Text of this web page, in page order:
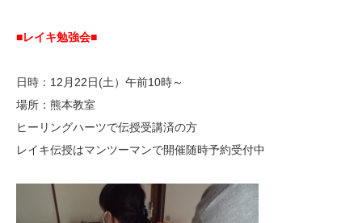
■レイキ勉強会■
日時：12月22日(土）午前10時～
場所：熊本教室
ヒーリングハーツで伝授受講済の方
レイキ伝授はマンツーマンで開催随時予約受付中